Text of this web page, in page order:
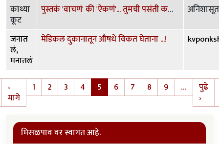
काथ्या
कूट
पुस्तकं 'वाचणं' की 'ऐकणं'... तुमची पसंती कशाला? अनिशासूत
जनात
लं,
मनातलं
मेडिकल दुकानातून औषधे विकत घेताना ...!
Pagination
page
‹
मागेPrevious page
1 2 3 4 5 6 7 8 9 … पुढे
›
मिसळपाव वर स्वागत आहे.